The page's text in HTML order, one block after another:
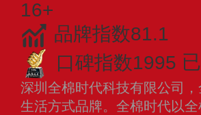
16+
品牌指数81.1
口碑指数1995
深圳全棉时代科技有限公司
生活方式品牌。全棉时代以